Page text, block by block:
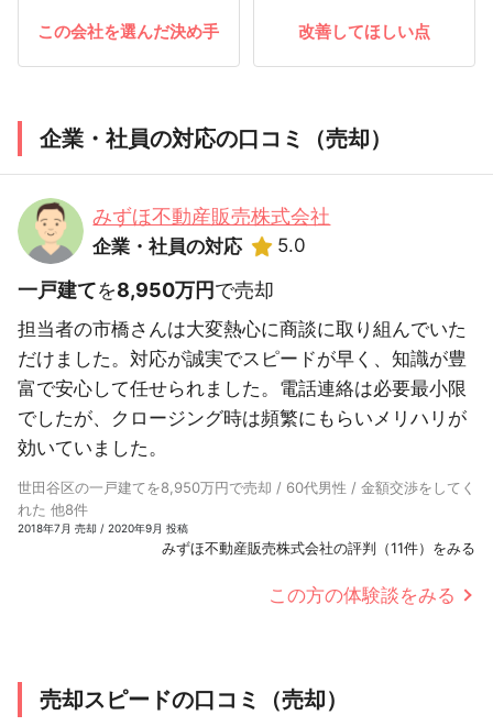
この会社を選んだ決め手 改善してほしい点
企業・社員の対応の口コミ（売却）
みずほ不動産販売株式会社
企業・社員の対応 5.0
一戸建てを8,950万円で売却
担当者の市橋さんは大変熱心に商談に取り組んでいた
だけました。対応が誠実でスピードが早く、知識が豊
富で安心して任せられました。電話連絡は必要最小限
でしたが、クロージング時は頻繁にもらいメリハリが
効いていました。
世田谷区の一戸建てを8,950万円で売却 / 60代男性 / 金額交渉をしてく
れた 他8件
2018年7月 売却 / 2020年9月 投稿
みずほ不動産販売株式会社の評判（11件）をみる
この方の体験談をみる
売却スピードの口コミ（売却）